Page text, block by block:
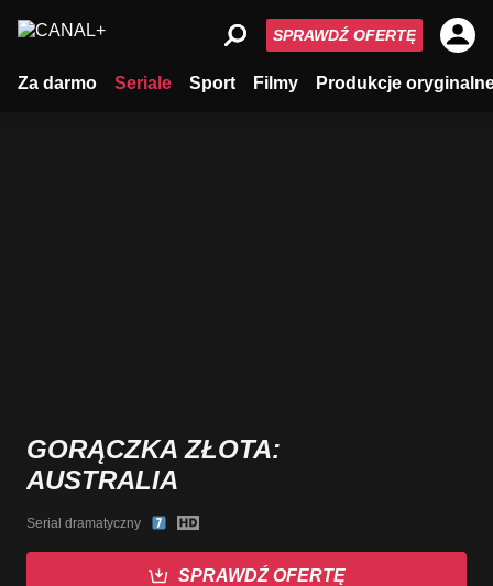
Za darmo Seriale Sport Filmy Produkcje
SPRAWDŹ OFERTĘ
GORĄCZKA ZŁOTA:
AUSTRALIA
Serial dramatyczny
SPRAWDŹ OFERTĘ